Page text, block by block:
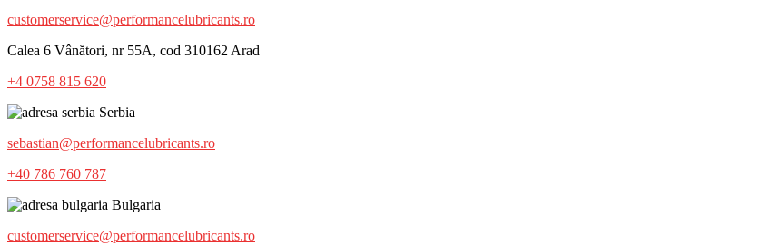
customerservice@performancelubricants.ro
Calea 6 Vânători, nr 55A, cod 310162 Arad
+4 0758 815 620
Serbia
sebastian@performancelubricants.ro
+40 786 760 787
Bulgaria
customerservice@performancelubricants.ro